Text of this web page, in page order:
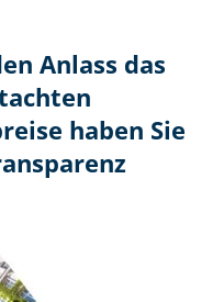
Anlass das
haben Sie